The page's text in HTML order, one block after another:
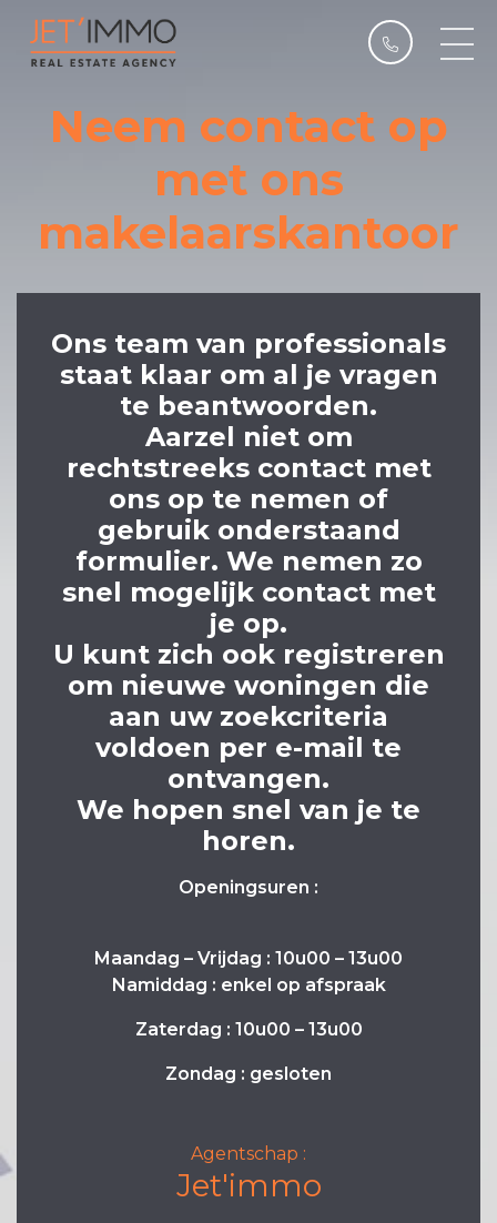
Neem contact op
met ons
makelaarskantoor
Ons team van professionals
staat klaar om al je vragen
te beantwoorden.
Aarzel niet om
rechtstreeks contact met
ons op te nemen of
gebruik onderstaand
formulier. We nemen zo
snel mogelijk contact met
je op.
U kunt zich ook registreren
om nieuwe woningen die
aan uw zoekcriteria
voldoen per e-mail te
ontvangen.
We hopen snel van je te
horen.
Openingsuren :
Maandag – Vrijdag : 10u00 – 13u00
Namiddag : enkel op afspraak
Zaterdag : 10u00 – 13u00
Zondag : gesloten
Agentschap :
Jet'immo